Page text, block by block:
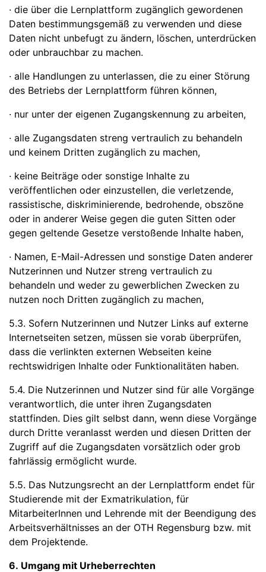
· die über die Lernplattform zugänglich gewordenen
Daten bestimmungsgemäß zu verwenden und diese
Daten nicht unbefugt zu ändern, löschen, unterdrücken
oder unbrauchbar zu machen.
· alle Handlungen zu unterlassen, die zu einer Störung
des Betriebs der Lernplattform führen können,
· nur unter der eigenen Zugangskennung zu arbeiten,
· alle Zugangsdaten streng vertraulich zu behandeln
und keinem Dritten zugänglich zu machen,
· keine Beiträge oder sonstige Inhalte zu
veröffentlichen oder einzustellen, die verletzende,
rassistische, diskriminierende, bedrohende, obszöne
oder in anderer Weise gegen die guten Sitten oder
gegen geltende Gesetze verstoßende Inhalte haben,
· Namen, E-Mail-Adressen und sonstige Daten anderer
Nutzerinnen und Nutzer streng vertraulich zu
behandeln und weder zu gewerblichen Zwecken zu
nutzen noch Dritten zugänglich zu machen,
5.3. Sofern Nutzerinnen und Nutzer Links auf externe
Internetseiten setzen, müssen sie vorab überprüfen,
dass die verlinkten externen Webseiten keine
rechtswidrigen Inhalte oder Funktionalitäten haben.
5.4. Die Nutzerinnen und Nutzer sind für alle Vorgänge
verantwortlich, die unter ihren Zugangsdaten
stattfinden. Dies gilt selbst dann, wenn diese Vorgänge
durch Dritte veranlasst werden und diesen Dritten der
Zugriff auf die Zugangsdaten vorsätzlich oder grob
fahrlässig ermöglicht wurde.
5.5. Das Nutzungsrecht an der Lernplattform endet für
Studierende mit der Exmatrikulation, für
MitarbeiterInnen und Lehrende mit der Beendigung des
Arbeitsverhältnisses an der OTH Regensburg bzw. mit
dem Projektende.
6. Umgang mit Urheberrechten